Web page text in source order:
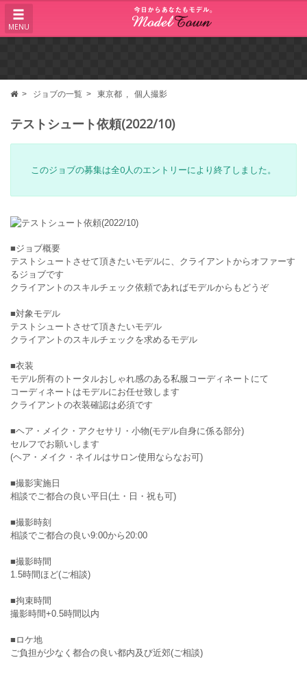
MENU
ジョブの一覧 東京都 個人撮影
テストシュート依頼(2022/10)
このジョブの募集は全0人のエントリーにより終了しました。
■ジョブ概要
テストシュートさせて頂きたいモデルに、クライアントからオファーす
るジョブです
クライアントのスキルチェック依頼であればモデルからもどうぞ
■対象モデル
テストシュートさせて頂きたいモデル
クライアントのスキルチェックを求めるモデル
■衣装
モデル所有のトータルおしゃれ感のある私服コーディネートにて
コーディネートはモデルにお任せ致します
クライアントの衣装確認は必須です
■ヘア・メイク・アクセサリ・小物(モデル自身に係る部分)
セルフでお願いします
(ヘア・メイク・ネイルはサロン使用ならなお可)
■撮影実施日
相談でご都合の良い平日(土・日・祝も可)
■撮影時刻
相談でご都合の良い9:00から20:00
■撮影時間
1.5時間ほど(ご相談)
■拘束時間
撮影時間+0.5時間以内
■ロケ地
ご負担が少なく都合の良い都内及び近郊(ご相談)